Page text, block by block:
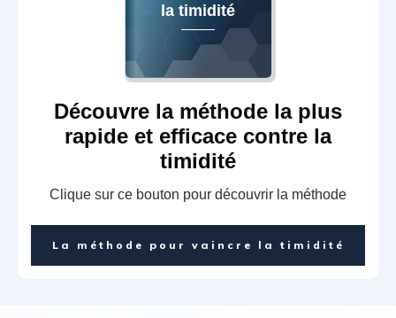
la timidité
Découvre la méthode la plus
rapide et efficace contre la
timidité
Clique sur ce bouton pour découvrir la méthode
La méthode pour vaincre la timidité